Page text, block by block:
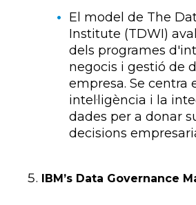
El model de The
Institute (TDWI)
dels programes
negocis i gestió de
empresa. Se centra
intel·ligència i la
dades per a donar
decisions
IBM’s Data Governance